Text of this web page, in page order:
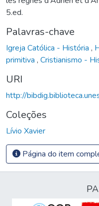
5.ed.
Palavras-chave
Igreja Católica - História ,
primitiva , Cristianismo -
URI
http://
Coleções
Lívio Xavier
Página do item